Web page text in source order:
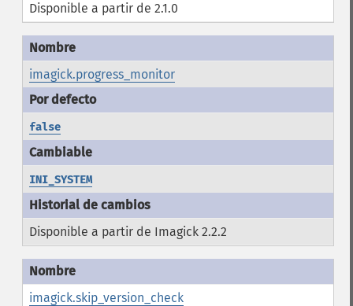
Disponible a partir de 2.1.0
imagick.progress_monitor
false
INI_SYSTEM
Disponible a partir de Imagick 2.2.2
imagick.skip_version_check